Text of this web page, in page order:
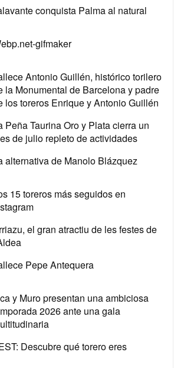
conquista Palma al natural
gifmaker
Antonio Guillén, histórico torilero
la Monumental de Barcelona y padre
los toreros Enrique y Antonio Guillén
Peña Taurina Oro y Plata cierra un
de julio repleto de actividades
alternativa de Manolo Blázquez
15 toreros más seguidos en
el gran atractiu de les festes de
Pepe Antequera
y Muro presentan una ambiciosa
2026 ante una gala
Descubre qué torero eres